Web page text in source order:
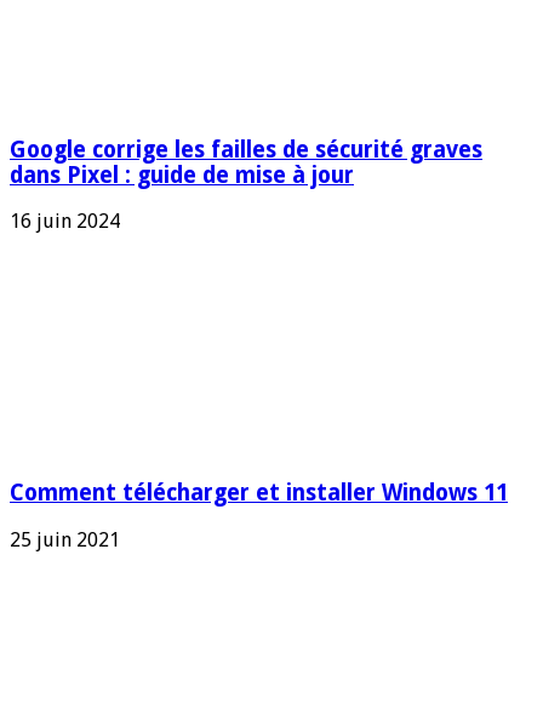
Google corrige les failles de sécurité graves
dans Pixel : guide de mise à jour
16 juin 2024
Comment télécharger et installer Windows 11
25 juin 2021